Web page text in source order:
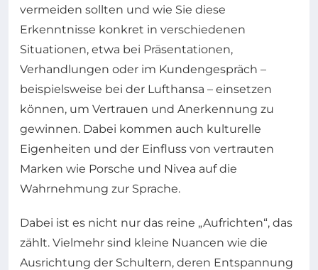
vermeiden sollten und wie Sie diese
Erkenntnisse konkret in verschiedenen
Situationen, etwa bei Präsentationen,
Verhandlungen oder im Kundengespräch –
beispielsweise bei der Lufthansa – einsetzen
können, um Vertrauen und Anerkennung zu
gewinnen. Dabei kommen auch kulturelle
Eigenheiten und der Einfluss von vertrauten
Marken wie Porsche und Nivea auf die
Wahrnehmung zur Sprache.
Dabei ist es nicht nur das reine „Aufrichten“, das
zählt. Vielmehr sind kleine Nuancen wie die
Ausrichtung der Schultern, deren Entspannung